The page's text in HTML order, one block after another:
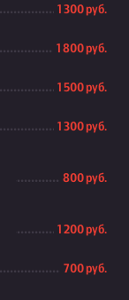
1 300 руб.
1 800 руб.
1 500 руб.
1 300 руб.
800 руб.
1 200 руб.
700 руб.